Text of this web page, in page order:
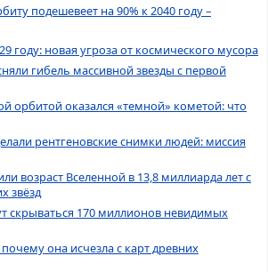
подешевеет на 90% к 2040 году –
году: новая угроза от космического мусора
гибель массивной звезды с первой
орбитой оказался «темной» кометой: что
рентгеновские снимки людей: миссия
возраст Вселенной в 13,8 миллиарда лет с
звёзд
скрываться 170 миллионов невидимых
она исчезла с карт древних